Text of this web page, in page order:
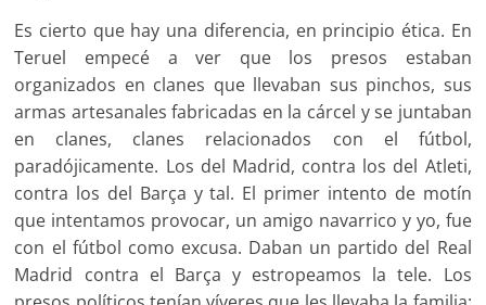
Es cierto que hay una diferencia, en principio ética. En
Teruel empecé a ver que los presos estaban
organizados en clanes que llevaban sus pinchos, sus
armas artesanales fabricadas en la cárcel y se juntaban
en clanes, clanes relacionados con el fútbol,
paradójicamente. Los del Madrid, contra los del Atleti,
contra los del Barça y tal. El primer intento de motín
que intentamos provocar, un amigo navarrico y yo, fue
con el fútbol como excusa. Daban un partido del Real
Madrid contra el Barça y estropeamos la tele. Los